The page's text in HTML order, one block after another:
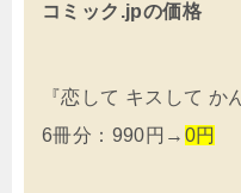
コミック.jpの価格
『恋して キスして か
6冊分：990円→ 0円